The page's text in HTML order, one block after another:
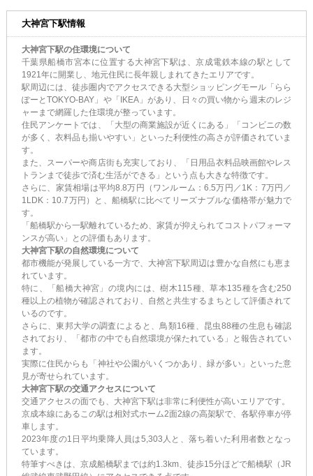
大神宮下駅情報
大神宮下駅の住環境について
千葉県船橋市宮本に位置する大神宮下駅は、京成電鉄本線の駅として
1921年に開業し、地元住民に長年親しまれてきたエリアです。
駅周辺には、徒歩圏内でアクセスできる大型ショッピングモール「らら
ぽーとTOKYO-BAY」や「IKEA」があり、日々の買い物から週末のレジ
ャーまで網羅した住環境が整っています。
住民アンケートでは、「大型の商業施設が近くにある」「コンビニの数
が多く、衣料品も揃いやすい」といった利便性の高さが評価されていま
す。
また、スーパーや商店街も充実しており、「日用品衣料品映画館やレス
トランまで徒歩で済む生活ができる」という点も大きな特徴です。
さらに、家賃相場は平均8.8万円（ワンルーム：6.5万円／1K：7万円／
1LDK：10.7万円）と、船橋駅に比べてリーズナブルな価格帯が魅力で
す。
「船橋駅から一駅離れているため、家賃が抑えられてコストパフォーマ
ンスが高い」との評価もあります。
大神宮下駅の自然環境について
都市機能が発展している一方で、大神宮下駅周辺は豊かな自然にも恵ま
れています。
特に、「船橋大神宮」の境内には、樹木115種、草本135種を含む250
種以上の植物が確認されており、自然と共生するまちとして評価されて
いるのです。
さらに、東邦大学の調査によると、鳥類16種、昆虫88種の生息も確認
されており、「都市の中でも自然環境が保たれている」と報告されてい
ます。
実際に住民からも「神社や公園がいくつかあり、緑が多い」といった意
見が寄せられています。
大神宮下駅の交通アクセスについて
交通アクセスの面でも、大神宮下駅は非常に利便性が高いエリアです。
京成本線にあるこの駅は相対式ホーム2面2線の高架駅で、各駅停車が停
車します。
2023年度の1日平均乗降人員は5,303人と、落ち着いた利用者数となっ
ています。
特筆すべきは、京成船橋駅までは約1.3km、徒歩15分ほどで船橋駅（JR